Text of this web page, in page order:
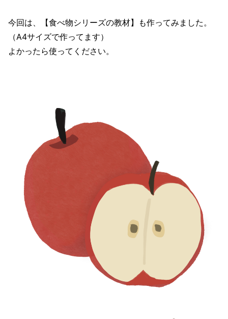
今回は、【食べ物シリーズの教材】も作ってみました。
（A4サイズで作ってます）
よかったら使ってください。